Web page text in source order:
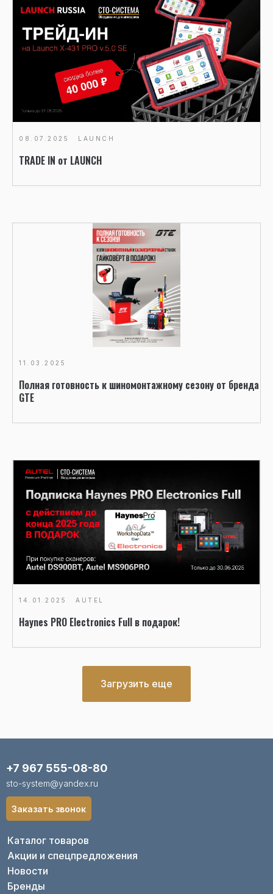
08.07.2025 LAUNCH
TRADE IN от LAUNCH
11.03.2025
Полная готовность к шиномонтажному сезону от бренда
GTE
14.01.2025 AUTEL
Haynes PRO Electronics Full в подарок!
Загрузить еще
Каталог товаров
Акции и спецпредложения
Новости
Бренды
+7 967 555-08-80
sto-system@yandex.ru
Заказать звонок